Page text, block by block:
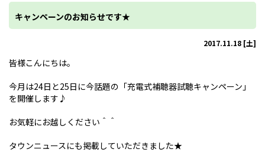
キャンペーンのお知らせです★
2017.11.18 [土]
皆様こんにちは。
今月は24日と25日に今話題の「充電式補聴器試聴キャンペーン」
を開催します♪
お気軽にお越しください＾＾
タウンニュースにも掲載していただきました★